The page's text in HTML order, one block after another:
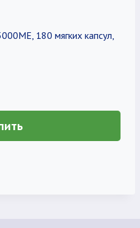
180 мягких капсул,